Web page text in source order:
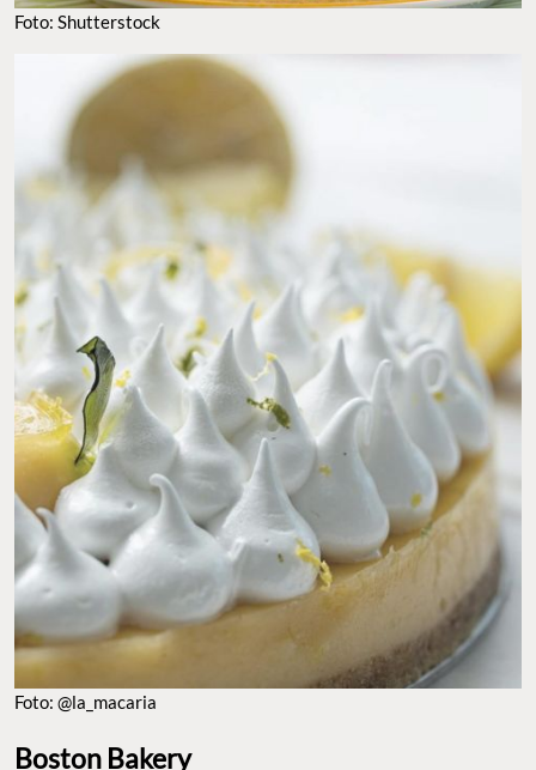
Foto: Shutterstock
Foto: @la_macaria
Boston Bakery